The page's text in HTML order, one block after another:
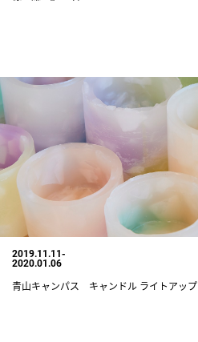
2019.11.11-
2020.01.06
青山キャンパス キャンドル ライトアップ